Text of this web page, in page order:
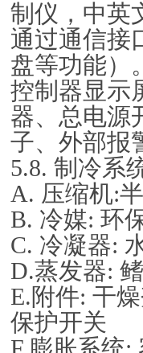
制仪，中英
通过通信接
盘等功能）
控制器显示
器、总电源
子、外部报
5.8. 制冷系
A. 压缩机:
B. 冷媒: 环
C. 冷凝器:
D.蒸发器:
E.附件: 干
保护开关